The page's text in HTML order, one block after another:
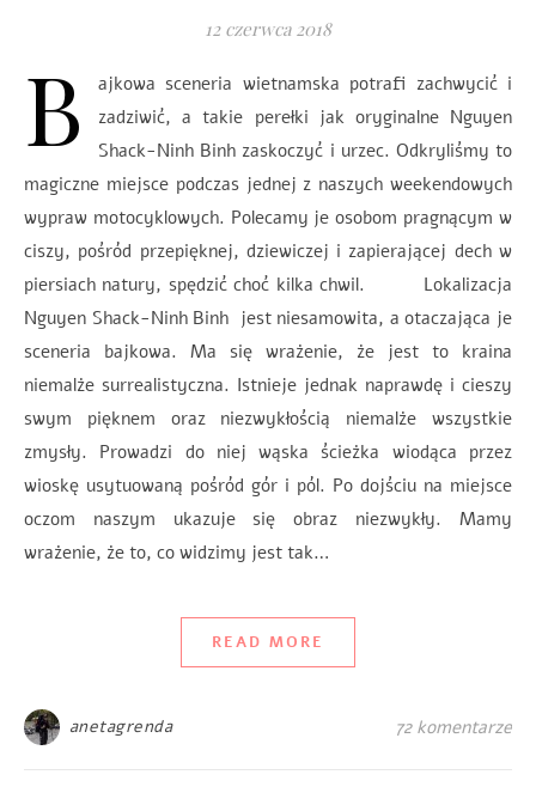
12 czerwca 2018
B
ajkowa sceneria wietnamska potrafi zachwycić i
zadziwić, a takie perełki jak oryginalne Nguyen
Shack-Ninh Binh zaskoczyć i urzec. Odkryliśmy to
magiczne miejsce podczas jednej z naszych weekendowych
wypraw motocyklowych. Polecamy je osobom pragnącym w
ciszy, pośród przepięknej, dziewiczej i zapierającej dech w
piersiach natury, spędzić choć kilka chwil. Lokalizacja
Nguyen Shack-Ninh Binh jest niesamowita, a otaczająca je
sceneria bajkowa. Ma się wrażenie, że jest to kraina
niemalże surrealistyczna. Istnieje jednak naprawdę i cieszy
swym pięknem oraz niezwykłością niemalże wszystkie
zmysły. Prowadzi do niej wąska ścieżka wiodąca przez
wioskę usytuowaną pośród gór i pól. Po dojściu na miejsce
oczom naszym ukazuje się obraz niezwykły. Mamy
wrażenie, że to, co widzimy jest tak…
READ MORE
anetagrenda 72 komentarze